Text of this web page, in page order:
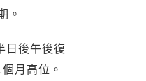
。
日後午後復
月高位。